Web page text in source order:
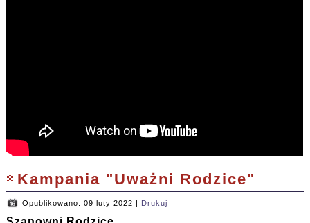
Kampania "Uważni Rodzice"
Opublikowano: 09 luty 2022 | Drukuj